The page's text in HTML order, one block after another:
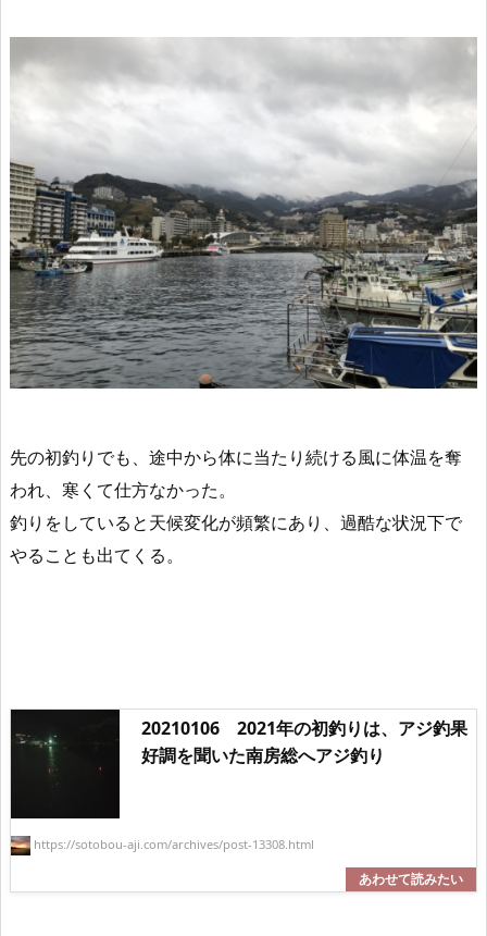
先の初釣りでも、途中から体に当たり続ける風に体温を奪
われ、寒くて仕方なかった。
釣りをしていると天候変化が頻繁にあり、過酷な状況下で
やることも出てくる。
20210106 2021年の初釣りは、アジ釣果
好調を聞いた南房総へアジ釣り
https://sotobou-aji.com/archives/post-13308.html